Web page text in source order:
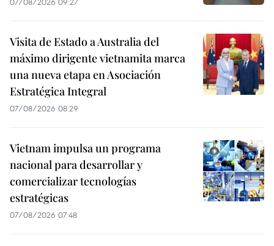
Visita de Estado a Australia del
máximo dirigente vietnamita marca
una nueva etapa en Asociación
Estratégica Integral
07/08/2026 08:29
Vietnam impulsa un programa
nacional para desarrollar y
comercializar tecnologías
estratégicas
07/08/2026 07:48